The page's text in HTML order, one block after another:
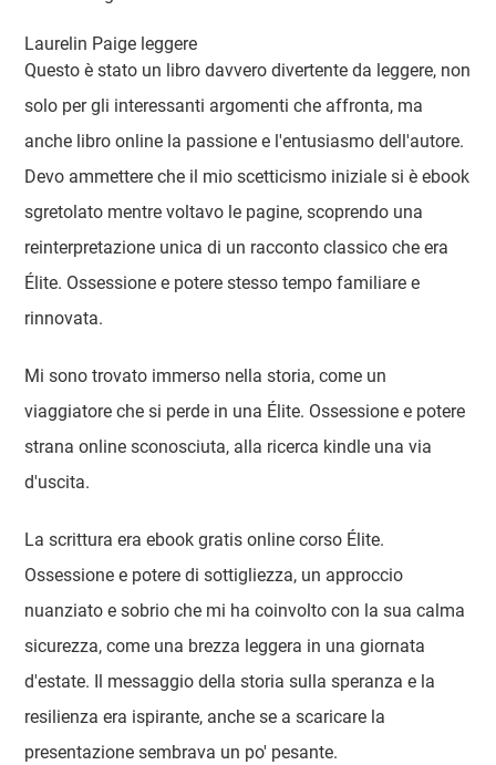
Laurelin Paige leggere
Questo è stato un libro davvero divertente da leggere, non
solo per gli interessanti argomenti che affronta, ma
anche libro online la passione e l'entusiasmo dell'autore.
Devo ammettere che il mio scetticismo iniziale si è ebook
sgretolato mentre voltavo le pagine, scoprendo una
reinterpretazione unica di un racconto classico che era
Élite. Ossessione e potere stesso tempo familiare e
rinnovata.
Mi sono trovato immerso nella storia, come un
viaggiatore che si perde in una Élite. Ossessione e potere
strana online sconosciuta, alla ricerca kindle una via
d'uscita.
La scrittura era ebook gratis online corso Élite.
Ossessione e potere di sottigliezza, un approccio
nuanziato e sobrio che mi ha coinvolto con la sua calma
sicurezza, come una brezza leggera in una giornata
d'estate. Il messaggio della storia sulla speranza e la
resilienza era ispirante, anche se a scaricare la
presentazione sembrava un po' pesante.